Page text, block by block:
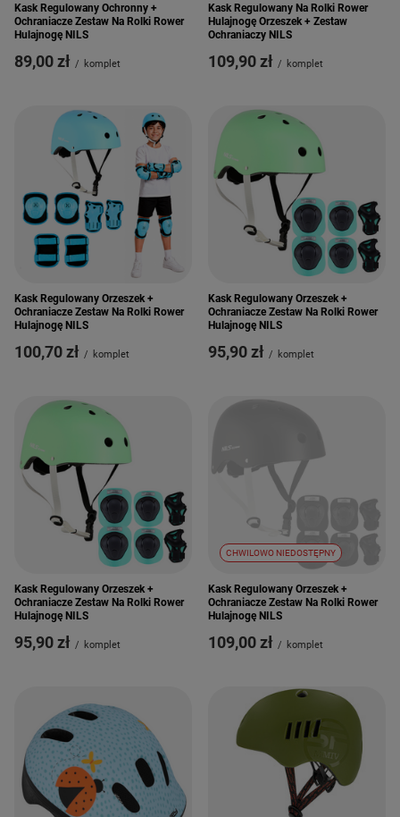
Kask Regulowany Ochronny +
Ochraniacze Zestaw Na Rolki Rower
Hulajnogę NILS
89,00 zł / komplet
Kask Regulowany Na Rolki Rower
Hulajnogę Orzeszek + Zestaw
Ochraniaczy NILS
109,90 zł / komplet
Kask Regulowany Orzeszek +
Ochraniacze Zestaw Na Rolki Rower
Hulajnogę NILS
100,70 zł / komplet
Kask Regulowany Orzeszek +
Ochraniacze Zestaw Na Rolki Rower
Hulajnogę NILS
95,90 zł / komplet
Kask Regulowany Orzeszek +
Ochraniacze Zestaw Na Rolki Rower
Hulajnogę NILS
95,90 zł / komplet
CHWILOWO NIEDOSTĘPNY
Kask Regulowany Orzeszek +
Ochraniacze Zestaw Na Rolki Rower
Hulajnogę NILS
109,00 zł / komplet